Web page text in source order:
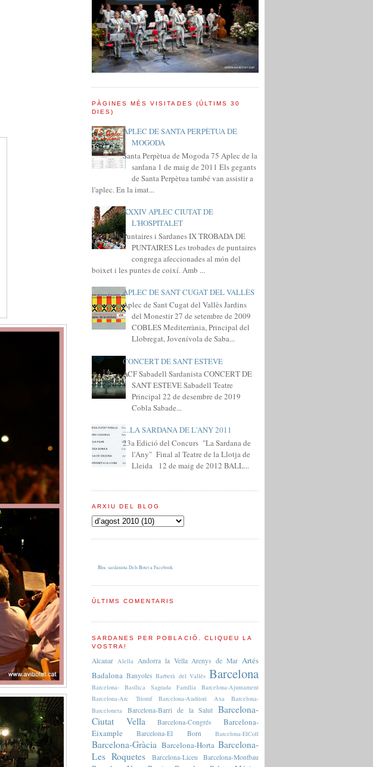
PÀGINES MÉS VISITADES (ÚLTIMS 30
DIES)
APLEC DE SANTA PERPÈTUA DE
MOGODA
Santa Perpètua de Mogoda 75 Aplec de la
sardana 1 de maig de 2011 Els gegants
de Santa Perpètua també van assistir a
l'aplec. En la imat...
XXXIV APLEC CIUTAT DE
L'HOSPITALET
Puntaires i Sardanes IX TROBADA DE
PUNTAIRES Les trobades de puntaires
congrega afeccionades al món del
boixet i les puntes de coixí. Amb ...
APLEC DE SANT CUGAT DEL VALLÈS
Aplec de Sant Cugat del Vallès Jardins
del Monestir 27 de setembre de 2009
COBLES Mediterrània, Principal del
Llobregat, Jovenívola de Saba...
CONCERT DE SANT ESTEVE
ACF Sabadell Sardanista CONCERT DE
SANT ESTEVE Sabadell Teatre
Principal 22 de desembre de 2019
Cobla Sabade...
....LA SARDANA DE L'ANY 2011
23a Edició del Concurs "La Sardana de
l'Any" Final al Teatre de la Llotja de
Lleida 12 de maig de 2012 BALL...
ARXIU DEL BLOG
Bloc sardanista Dels Botet a Facebook
ÚLTIMS COMENTARIS
SARDANES PER POBLACIÓ. CLIQUEU LA
VOSTRA!
Alcanar Alella Andorra la Vella Arenys de Mar Artés
Badalona Banyoles Barberà del Vallès Barcelona
Barcelona- Basílica Sagrada Família
Barcelona-Ajuntament
Barcelona-Arc Triomf
Barcelona-Auditori Axa
Barcelona-
Barceloneta
Barcelona-Barri de la Salut
Barcelona-
Ciutat Vella
Barcelona-Congrés
Barcelona-
Eixample
Barcelona-El Born Barcelona-ElColl
Barcelona-Gràcia Barcelona-Horta Barcelona-
Les Roquetes
Barcelona-Liceu Barcelona-Montbau